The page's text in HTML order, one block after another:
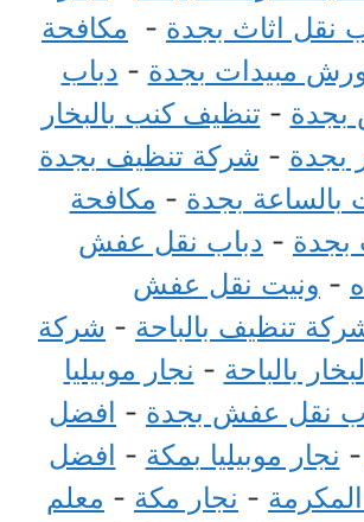
نقل اثاث بجدة - مكافحة
مبيدات بجدة - دباب
بجدة - تنظيف كنب بالبخار
بجدة - شركة تنظيف بجدة
بالساعة بجدة - مكافحة
- دباب نقل عفش
- ونيت نقل عفش
تنظيف بالباحة - شركة
بالباحة - نجار موبيليا
نقل عفش بجدة - افضل
- نجار موبيليا بمكة - افضل
- نجار مكة - معلم